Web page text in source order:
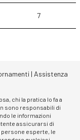
7
| Assistenza
chi la pratica lo fa a
sono responsabili di
le informazioni
assicurarsi di
persone esperte, le